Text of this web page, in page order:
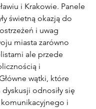
i Krakowie. Panele
świetną okazją do
i uwag
miasta zarówno
ale przede
i
wątki, które
dyskusji odnosiły się
i